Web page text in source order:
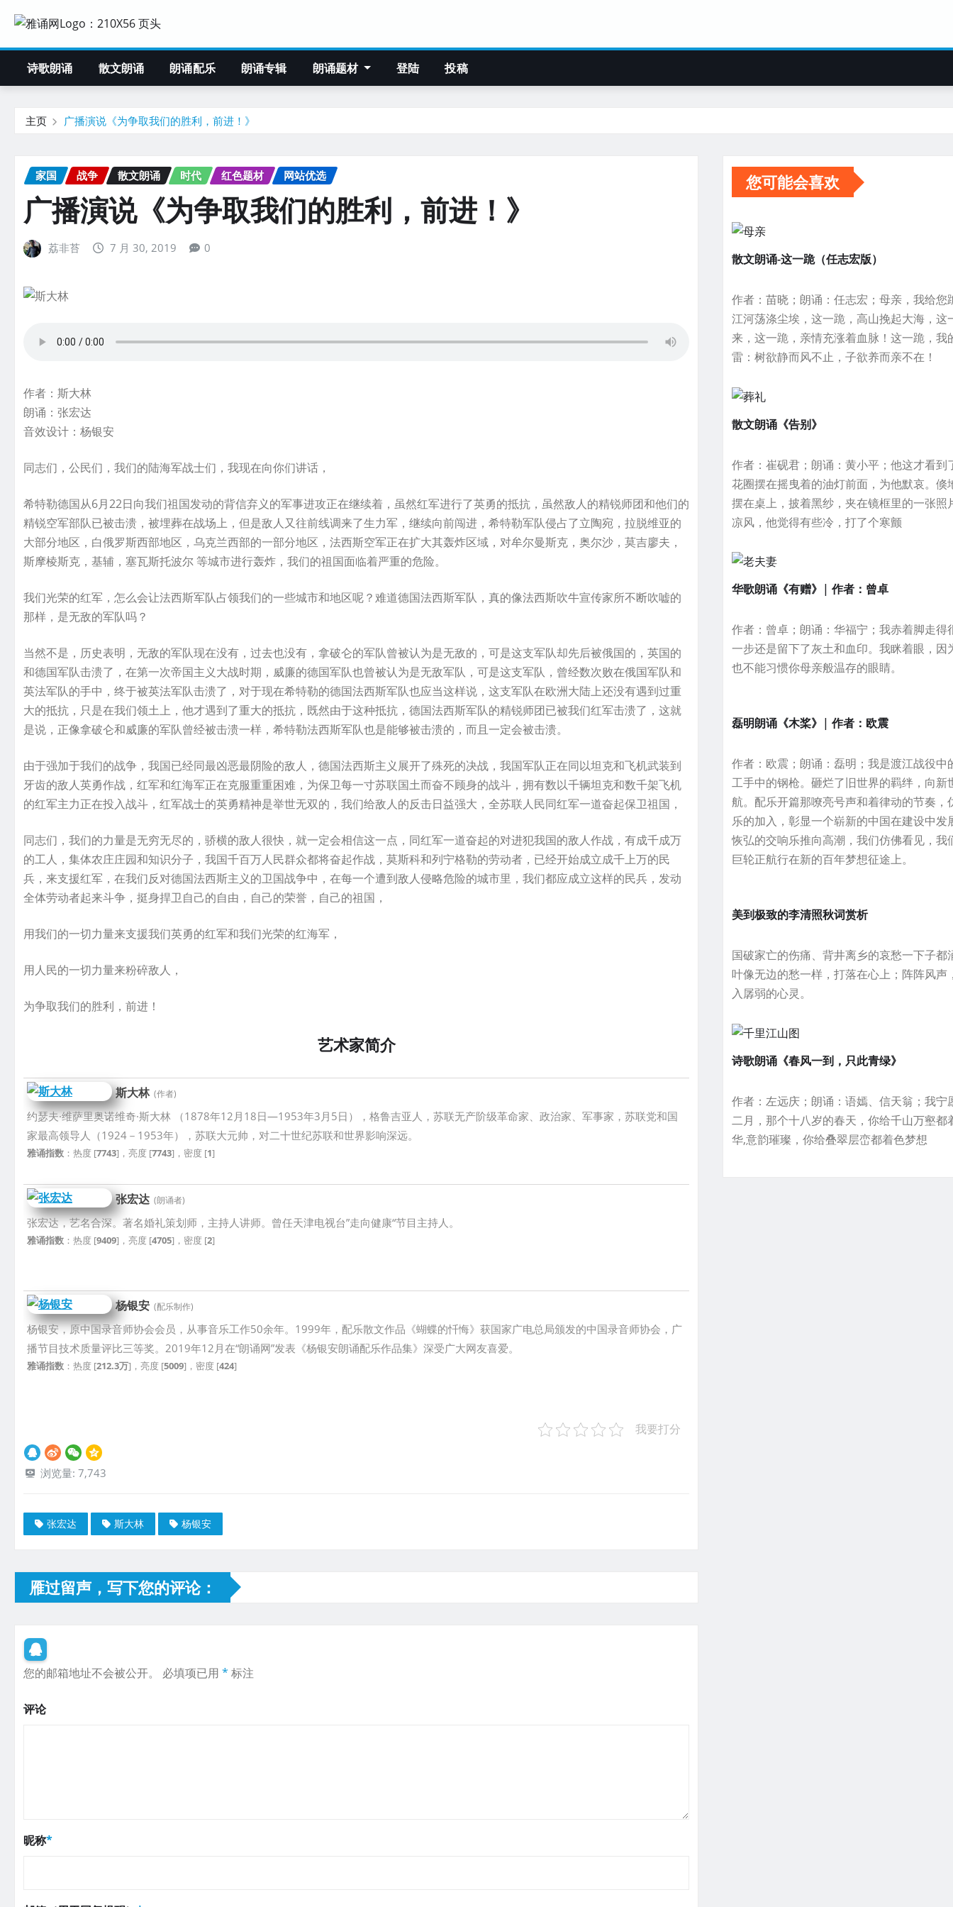
诗歌朗诵 散文朗诵 朗诵配乐 朗诵专辑 朗诵题材 登陆 投稿
主页 广播演说《为争取我们的胜利，前进！》
家国 战争 散文朗诵 时代 红色题材 网站优选
广播演说《为争取我们的胜利，前进！》
荔非苔 7 月 30, 2019 0
作者：斯大林
朗诵：张宏达
音效设计：杨银安
同志们，公民们，我们的陆海军战士们，我现在向你们讲话，
希特勒德国从6月22日向我们祖国发动的背信弃义的军事进攻正在继续着，虽然红军进行了英勇的抵抗，虽然敌人的精锐师团和他们的
精锐空军部队已被击溃，被埋葬在战场上，但是敌人又往前线调来了生力军，继续向前闯进，希特勒军队侵占了立陶宛，拉脱维亚的
大部分地区，白俄罗斯西部地区，乌克兰西部的一部分地区，法西斯空军正在扩大其轰炸区域，对牟尔曼斯克，奥尔沙，莫吉廖夫，
斯摩棱斯克，基辅，塞瓦斯托波尔 等城市进行轰炸，我们的祖国面临着严重的危险。
我们光荣的红军，怎么会让法西斯军队占领我们的一些城市和地区呢？难道德国法西斯军队，真的像法西斯吹牛宣传家所不断吹嘘的
那样，是无敌的军队吗？
当然不是，历史表明，无敌的军队现在没有，过去也没有，拿破仑的军队曾被认为是无敌的，可是这支军队却先后被俄国的，英国的
和德国军队击溃了，在第一次帝国主义大战时期，威廉的德国军队也曾被认为是无敌军队，可是这支军队，曾经数次败在俄国军队和
英法军队的手中，终于被英法军队击溃了，对于现在希特勒的德国法西斯军队也应当这样说，这支军队在欧洲大陆上还没有遇到过重
大的抵抗，只是在我们领土上，他才遇到了重大的抵抗，既然由于这种抵抗，德国法西斯军队的精锐师团已被我们红军击溃了，这就
是说，正像拿破仑和威廉的军队曾经被击溃一样，希特勒法西斯军队也是能够被击溃的，而且一定会被击溃。
由于强加于我们的战争，我国已经同最凶恶最阴险的敌人，德国法西斯主义展开了殊死的决战，我国军队正在同以坦克和飞机武装到
牙齿的敌人英勇作战，红军和红海军正在克服重重困难，为保卫每一寸苏联国土而奋不顾身的战斗，拥有数以千辆坦克和数千架飞机
的红军主力正在投入战斗，红军战士的英勇精神是举世无双的，我们给敌人的反击日益强大，全苏联人民同红军一道奋起保卫祖国，
同志们，我们的力量是无穷无尽的，骄横的敌人很快，就一定会相信这一点，同红军一道奋起的对进犯我国的敌人作战，有成千成万
的工人，集体农庄庄园和知识分子，我国千百万人民群众都将奋起作战，莫斯科和列宁格勒的劳动者，已经开始成立成千上万的民
兵，来支援红军，在我们反对德国法西斯主义的卫国战争中，在每一个遭到敌人侵略危险的城市里，我们都应成立这样的民兵，发动
全体劳动者起来斗争，挺身捍卫自己的自由，自己的荣誉，自己的祖国，
用我们的一切力量来支援我们英勇的红军和我们光荣的红海军，
用人民的一切力量来粉碎敌人，
为争取我们的胜利，前进！
艺术家简介
斯大林 (作者)
约瑟夫·维萨里奥诺维奇·斯大林 （1878年12月18日—1953年3月5日），格鲁吉亚人，苏联无产阶级革命家、政治家、军事家，苏联党和国
家最高领导人（1924－1953年），苏联大元帅，对二十世纪苏联和世界影响深远。
雅诵指数 ：热度 [7743]，亮度 [7743]，密度 [1]
张宏达 (朗诵者)
张宏达，艺名合深。著名婚礼策划师，主持人讲师。曾任天津电视台”走向健康“节目主持人。
雅诵指数 ：热度 [9409]，亮度 [4705]，密度 [2]
杨银安 (配乐制作)
杨银安，原中国录音师协会会员，从事音乐工作50余年。1999年，配乐散文作品《蝴蝶的忏悔》获国家广电总局颁发的中国录音师协会，广
播节目技术质量评比三等奖。2019年12月在“朗诵网”发表《杨银安朗诵配乐作品集》深受广大网友喜爱。
雅诵指数 ：热度 [212.3万]，亮度 [5009]，密度 [424]
我要打分
浏览量: 7,743
张宏达 斯大林 杨银安
雁过留声，写下您的评论：
您的邮箱地址不会被公开。 必填项已用 * 标注
评论
昵称*
您可能会喜欢
散文朗诵-这一跪（任志宏版）
作者：苗晓；朗诵：任志宏；母亲，我给您
江河荡涤尘埃，这一跪，高山挽起大海，这
来，这一跪，亲情充涨着血脉！这一跪，我
雷：树欲静而风不止，子欲养而亲不在！
散文朗诵《告别》
作者：崔砚君；朗诵：黄小平；他这才看到
花圈摆在摇曳着的油灯前面，为他默哀。倏
摆在桌上，披着黑纱，夹在镜框里的一张照
凉风，他觉得有些冷，打了个寒颤
华歌朗诵《有赠》| 作者：曾卓
作者：曾卓；朗诵：华福宁；我赤着脚走得
一步还是留下了灰土和血印。我眯着眼，因
也不能习惯你母亲般温存的眼睛。
磊明朗诵《木桨》| 作者：欧震
作者：欧震；朗诵：磊明；我是渡江战役中
工手中的钢枪。砸烂了旧世界的羁绊，向新
航。配乐开篇那嘹亮号声和着律动的节奏，
乐的加入，彰显一个崭新的中国在建设中发
恢弘的交响乐推向高潮，我们仿佛看见，我
巨轮正航行在新的百年梦想征途上。
美到极致的李清照秋词赏析
国破家亡的伤痛、背井离乡的哀愁一下子都
叶像无边的愁一样，打落在心上；阵阵风声
入孱弱的心灵。
诗歌朗诵《春风一到，只此青绿》
作者：左远庆；朗诵：语嫣、信天翁；我宁
二月，那个十八岁的春天，你给千山万壑都
华,意韵璀璨，你给叠翠层峦都着色梦想